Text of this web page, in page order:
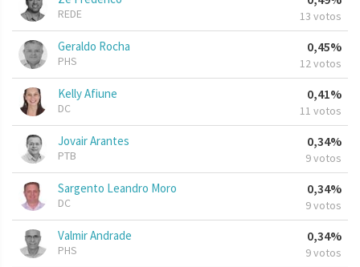
REDE 13 votos
Geraldo Rocha
PHS
0,45%
12 votos
Kelly Afiune
DC
0,41%
11 votos
Jovair Arantes
PTB
0,34%
9 votos
Sargento Leandro Moro
DC
0,34%
9 votos
Valmir Andrade
PHS
0,34%
9 votos